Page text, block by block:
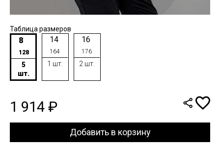
Таблица размеров
8
128
5
шт.
14
164
1 шт.
16
176
2 шт.
1 914 ₽
Добавить в корзину